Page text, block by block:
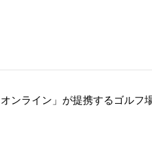
ンライン」が提携するゴルフ